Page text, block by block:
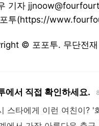
기자
투(https://
© 포포투. 무단전
에서 직접 확인하세요.